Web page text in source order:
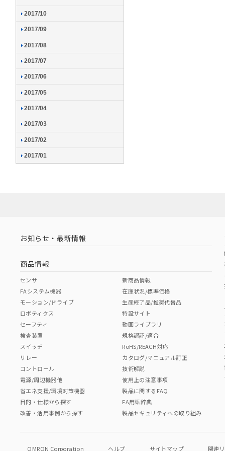
2017/10
2017/09
2017/08
2017/07
2017/06
2017/05
2017/04
2017/03
2017/02
2017/01
お知らせ・最新情報
商品情報
センサ
FAシステム機器
モーション/ドライブ
ロボティクス
セーフティ
検査装置
スイッチ
リレー
コントロール
電源/周辺機器他
省エネ支援/環境対策機器
目的・仕様から探す
改善・活用事例から探す
新商品情報
在庫状況/標準価格
生産終了品/推奨代替品
特設サイト
動画ライブラリ
規格認証/適合
RoHS/REACH対応
カタログ/マニュアル訂正
技術解説
使用上の注意事項
製品に関するFAQ
FA用語辞典
製品セキュリティへの取り組み
OMRON Corporation ヘルプ サイトマップ 関連